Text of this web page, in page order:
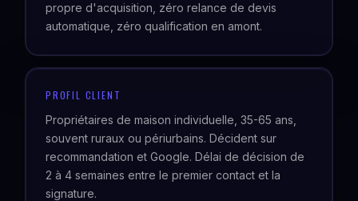
propre d'acquisition, zéro relance de devis
automatique, zéro qualification en amont.
PROFIL CLIENT
Propriétaires de maison individuelle, 35-65 ans,
souvent ruraux ou périurbains. Décident sur
recommandation et Google. Délai de décision de
2 à 4 semaines entre le premier contact et la
signature.